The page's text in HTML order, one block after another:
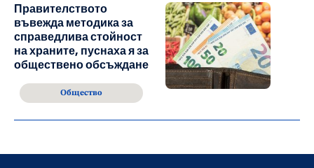
Правителството
въвежда методика за
справедлива стойност
на храните, пуснаха я за
обществено обсъждане
Общество